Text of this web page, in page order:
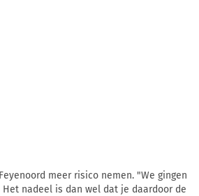
meer risico nemen. "We gingen
nadeel is dan wel dat je daardoor de